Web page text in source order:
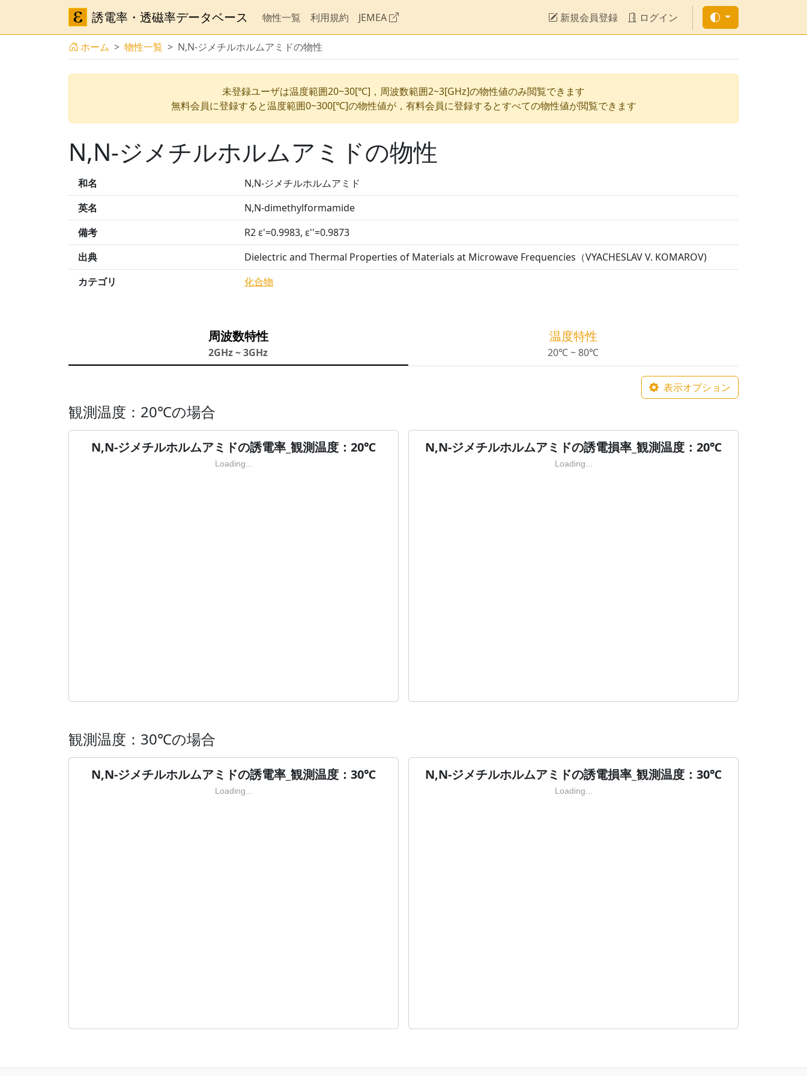
誘電率・透磁率データベース 物性一覧 利用規約 JEMEA 新規会員登録 ログイン
ホーム 物性一覧 N,N-ジメチルホルムアミドの物性
未登録ユーザは温度範囲20~30[℃]，周波数範囲2~3[GHz]の物性値のみ閲覧できます
無料会員に登録すると温度範囲0~300[℃]の物性値が，有料会員に登録するとすべての物性値が閲覧できます
N,N-ジメチルホルムアミドの物性
和名
N,N-ジメチルホルムアミド
英名
N,N-dimethylformamide
備考
R2 ε'=0.9983, ε''=0.9873
出典
Dielectric and Thermal Properties of Materials at Microwave Frequencies（VYACHESLAV V. KOMAROV)
カテゴリ
化合物
周波数特性
2GHz ~ 3GHz
温度特性
20℃ ~ 80℃
表示オプション
観測温度：20℃の場合
N,N-ジメチルホルムアミドの誘電率_観測温度：20℃
Loading...
N,N-ジメチルホルムアミドの誘電損率_観測温度：20℃
Loading...
観測温度：30℃の場合
N,N-ジメチルホルムアミドの誘電率_観測温度：30℃
Loading...
N,N-ジメチルホルムアミドの誘電損率_観測温度：30℃
Loading...